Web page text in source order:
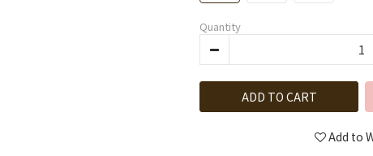
Quantity
ADD TO CART
Add to